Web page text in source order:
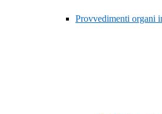
Provvedimenti organi